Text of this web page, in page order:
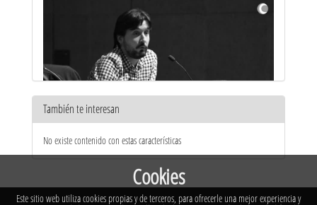
Encuentros FCCOM: Salidas profesionales del montaje
También te interesan
No existe contenido con estas características
Cookies
Este sitio web utiliza cookies propias y de terceros, para ofrecerle una mejor experiencia y